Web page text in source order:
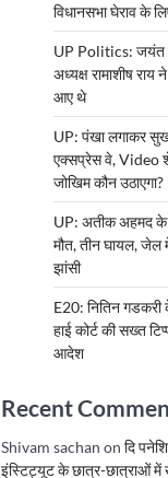
विधानसभा घेराव के
UP Politics: जयंत
अध्यक्ष रामाशीष राय
आए थे
UP: पंखा लगाकर
एक्सप्रेस वे, Video
जोखिम कौन उठाएगा?
UP: अतीक अहमद के
मौत, तीन घायल,
झांसी
E20: नितिन
हाई कोर्ट की सख्त
आदेश
Recent
Shivam sachan on दि
इंस्टिट्यूट के छात्र-छात्राओं में